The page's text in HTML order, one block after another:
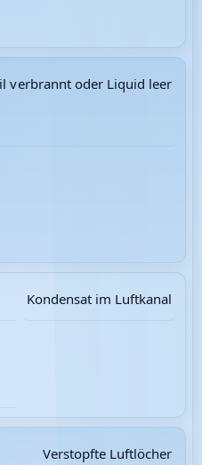
verbrannt oder Liquid leer
Kondensat im Luftkanal
Verstopfte Luftlöcher